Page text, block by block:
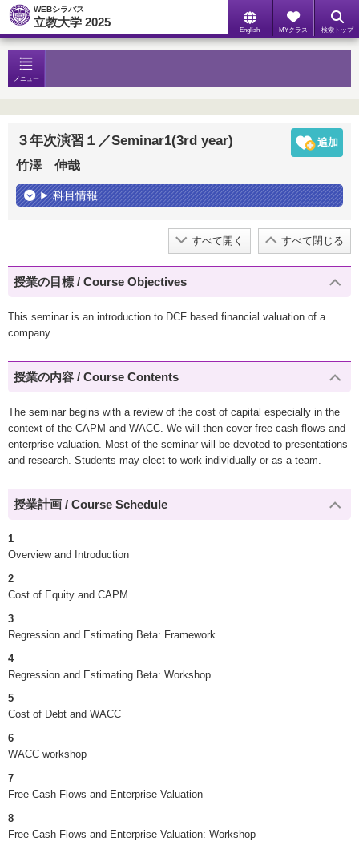
WEBシラバス
立教大学 2025
English MYクラス 検索トップ
メニュー
３年次演習１／Seminar1(3rd year)
竹澤 伸哉
科目情報
すべて開く すべて閉じる
授業の目標 / Course Objectives
This seminar is an introduction to DCF based financial valuation of a
company.
授業の内容 / Course Contents
The seminar begins with a review of the cost of capital especially in the
context of the CAPM and WACC. We will then cover free cash flows and
enterprise valuation. Most of the seminar will be devoted to presentations
and research. Students may elect to work individually or as a team.
授業計画 / Course Schedule
1
Overview and Introduction
2
Cost of Equity and CAPM
3
Regression and Estimating Beta: Framework
4
Regression and Estimating Beta: Workshop
5
Cost of Debt and WACC
6
WACC workshop
7
Free Cash Flows and Enterprise Valuation
8
Free Cash Flows and Enterprise Valuation: Workshop